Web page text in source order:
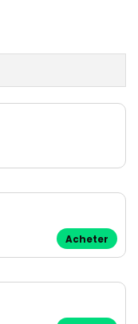
Acheter